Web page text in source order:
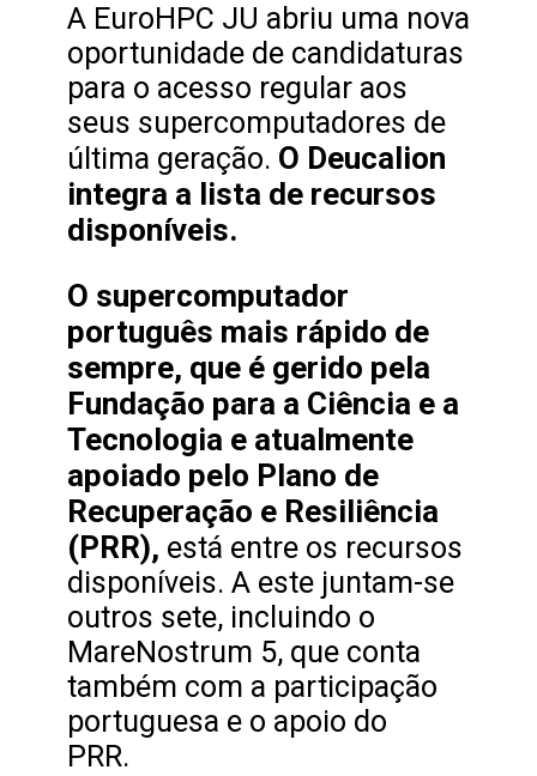
A EuroHPC JU abriu uma nova
oportunidade de candidaturas
para o acesso regular aos
seus supercomputadores de
última geração. O Deucalion
integra a lista de recursos
disponíveis.
O supercomputador
português mais rápido de
sempre, que é gerido pela
Fundação para a Ciência e a
Tecnologia e atualmente
apoiado pelo Plano de
Recuperação e Resiliência
(PRR), está entre os recursos
disponíveis. A este juntam-se
outros sete, incluindo o
MareNostrum 5, que conta
também com a participação
portuguesa e o apoio do
PRR.